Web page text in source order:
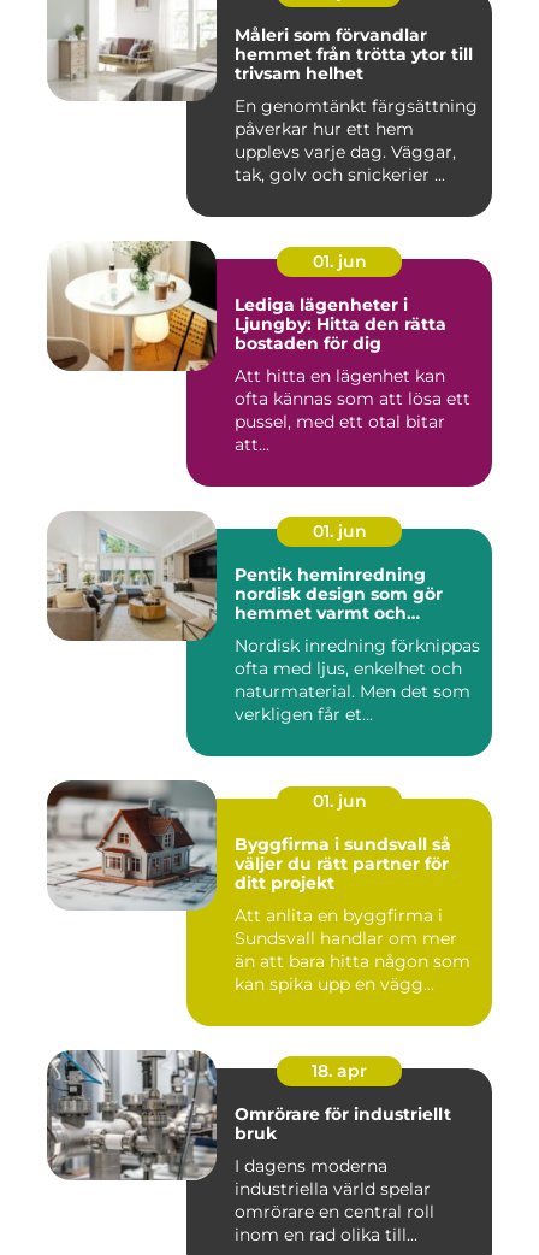
Måleri som förvandlar
hemmet från trötta ytor till
trivsam helhet
En genomtänkt färgsättning
påverkar hur ett hem
upplevs varje dag. Väggar,
tak, golv och snickerier ...
01. jun
Lediga lägenheter i
Ljungby: Hitta den rätta
bostaden för dig
Att hitta en lägenhet kan
ofta kännas som att lösa ett
pussel, med ett otal bitar
att...
01. jun
Pentik heminredning
nordisk design som gör
hemmet varmt och
Nordisk inredning förknippas
ofta med ljus, enkelhet och
naturmaterial. Men det som
verkligen får et...
01. jun
Byggfirma i sundsvall så
väljer du rätt partner för
ditt projekt
Att anlita en byggfirma i
Sundsvall handlar om mer
än att bara hitta någon som
kan spika upp en vägg...
18. apr
Omrörare för industriellt
bruk
I dagens moderna
industriella värld spelar
omrörare en central roll
inom en rad olika till...